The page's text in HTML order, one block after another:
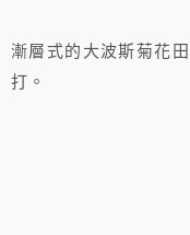
漸層式的大波斯菊花
打。